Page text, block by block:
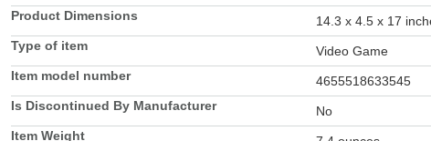
Product Dimensions
14.3 x 4.5 x 17
Type of item
Video Game
Item model number
4655518633545
Is Discontinued By Manufacturer
No
Item Weight